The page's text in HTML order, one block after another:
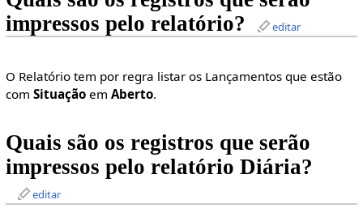
impressos pelo relatório?
editar
O Relatório tem por regra listar os Lançamentos que estão
com Situaçãoem Aberto.
Quais são os registros que serão
impressos pelo relatório Diária?
editar